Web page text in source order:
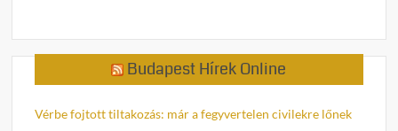
Budapest Hírek Online
Vérbe fojtott tiltakozás: már a fegyvertelen civilekre lőnek